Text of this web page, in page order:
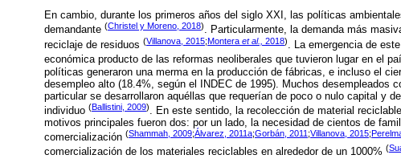
En cambio, durante los primeros años del siglo XXI, las políticas
demandante (Christel y Moreno, 2018). Particularmente, la demanda más
reciclaje de residuos (Villanova, 2015;Montera et al., 2018). La emergencia de
económica producto de las reformas neoliberales que tuvieron lugar en el
políticas generaron una merma en la producción de fábricas, e incluso el
desempleo alto (18.4%, según el INDEC de 1995). Muchos desempleados
particular se desarrollaron aquéllas que requerían de poco o nulo capital y
individuo (Ballistini, 2009)
. En este sentido, la recolección de material
motivos principales fueron dos: por un lado, la necesidad de cientos de
comercialización (Shammah, 2009;Álvarez, 2011a;Gorbán, 2011 ;Villanova, 2015;
comercialización de los materiales reciclables en alrededor de un 1000% (